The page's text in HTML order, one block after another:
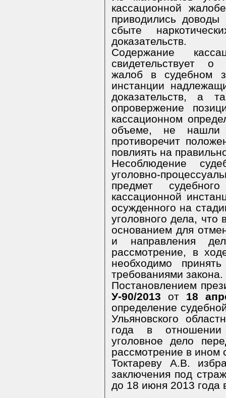
кассационной
приводились
сбыте
доказательств.
Содержание
свидетельствует о
жалоб в судебном
инстанции
доказательств, а
опровержение
кассационном
объеме, не нашли
противоречит
повлиять на
Несоблюдение
уголовно-
предмет
кассационной
осужденного на
уголовного дела,
основанием для
и направления
рассмотрение, в
необходимо
требованиями закона.
Постановлением
У-90/2013 от 18
определение
Ульяновского
года в
уголовное дело
рассмотрение в ином
Токтареву А.В.
заключения под
до 18 июня 2013 года